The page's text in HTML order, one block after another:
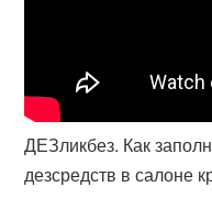
ДЕЗликбез. Как
дезсредств в салоне